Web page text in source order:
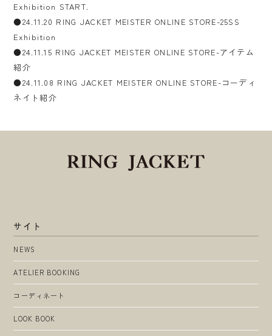
Exhibition START.
●24.11.20 RING JACKET MEISTER ONLINE STORE-25SS
Exhibition
●24.11.15 RING JACKET MEISTER ONLINE STORE-アイテム
紹介
●24.11.08 RING JACKET MEISTER ONLINE STORE-コーディ
ネイト紹介
サイト
NEWS
ATELIER BOOKING
コーディネート
LOOK BOOK